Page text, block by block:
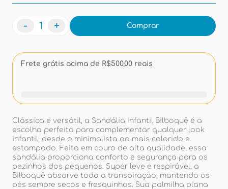
- + Comprar
Frete grátis acima de R$500,00 reais
Clássica e versátil, a Sandália Infantil Bilboquê é a
escolha perfeita para complementar qualquer look
infantil, desde o minimalista ao mais colorido e
estampado. Feita em couro de alta qualidade, essa
sandália proporciona conforto e segurança para os
pezinhos dos pequenos. Super leve e respirável, a
Bilboquê absorve toda a transpiração, mantendo os
pés sempre secos e fresquinhos. Sua palmilha plana